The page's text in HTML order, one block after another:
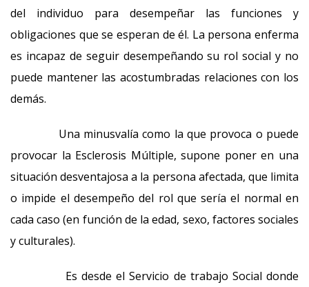
del individuo para desempeñar las funciones y
obligaciones que se esperan de él. La persona enferma
es incapaz de seguir desempeñando su rol social y no
puede mantener las acostumbradas relaciones con los
demás.
Una minusvalía como la que provoca o puede
provocar la Esclerosis Múltiple, supone poner en una
situación desventajosa a la persona afectada, que limita
o impide el desempeño del rol que sería el normal en
cada caso (en función de la edad, sexo, factores sociales
y culturales).
Es desde el Servicio de trabajo Social donde